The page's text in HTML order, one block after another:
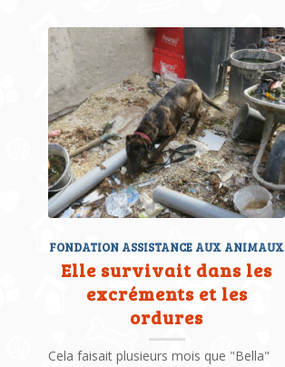
FONDATION ASSISTANCE AUX ANIMAUX
Elle survivait dans les
excréments et les
ordures
Cela faisait plusieurs mois que "Bella"